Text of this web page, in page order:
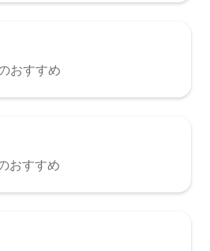
おすすめ
おすすめ